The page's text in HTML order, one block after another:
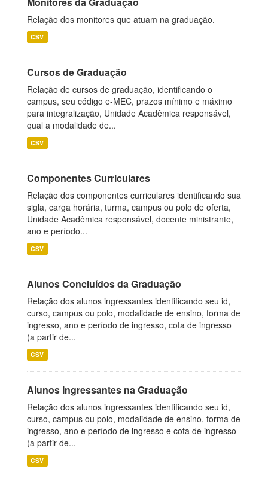
Relação dos monitores que atuam na graduação.
CSV
Cursos de Graduação
Relação de cursos de graduação, identificando o
campus, seu código e-MEC, prazos mínimo e máximo
para integralização, Unidade Acadêmica responsável,
qual a modalidade de...
CSV
Componentes Curriculares
Relação dos componentes curriculares identificando sua
sigla, carga horária, turma, campus ou polo de oferta,
Unidade Acadêmica responsável, docente ministrante,
ano e período...
CSV
Alunos Concluídos da Graduação
Relação dos alunos ingressantes identificando seu id,
curso, campus ou polo, modalidade de ensino, forma de
ingresso, ano e período de ingresso, cota de ingresso
(a partir de...
CSV
Alunos Ingressantes na Graduação
Relação dos alunos ingressantes identificando seu id,
curso, campus ou polo, modalidade de ensino, forma de
ingresso, ano e período de ingresso e cota de ingresso
(a partir de...
CSV